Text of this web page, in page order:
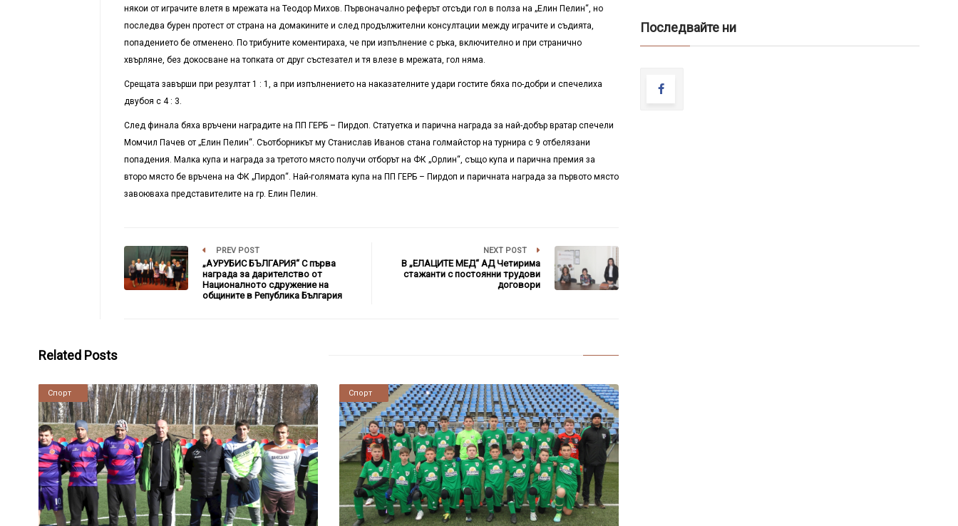
някои от играчите влетя в мрежата на Теодор Михов. Първоначално реферът отсъди гол в полза на „Елин Пелин“, но
последва бурен протест от страна на домакините и след продължителни консултации между играчите и съдията,
попадението бе отменено. По трибуните коментираха, че при изпълнение с ръка, включително и при странично
хвърляне, без докосване на топката от друг състезател и тя влезе в мрежата, гол няма.
Срещата завърши при резултат 1 : 1, а при изпълнението на наказателните удари гостите бяха по-добри и спечелиха
двубоя с 4 : 3.
След финала бяха връчени наградите на ПП ГЕРБ – Пирдоп. Статуетка и парична награда за най-добър вратар спечели
Момчил Пачев от „Елин Пелин“. Съотборникът му Станислав Иванов стана голмайстор на турнира с 9 отбелязани
попадения. Малка купа и награда за третото място получи отборът на ФК „Орлин“, също купа и парична премия за
второ място бе връчена на ФК „Пирдоп“. Най-голямата купа на ПП ГЕРБ – Пирдоп и паричната награда за първото място
завоюваха представителите на гр. Елин Пелин.
PREV POST
„АУРУБИС БЪЛГАРИЯ“ С първа
награда за дарителство от
Националното сдружение на
общините в Република България
NEXT POST
В „ЕЛАЦИТЕ МЕД“ АД Четирима
стажанти с постоянни трудови
договори
Related Posts
Новини
Спорт Новини
Спорт
Последвайте ни